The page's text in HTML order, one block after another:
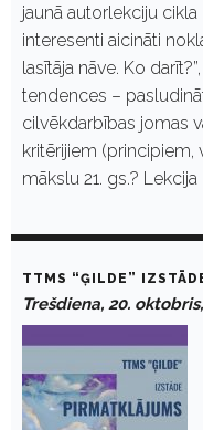
jaunā autorlekciju cikla
interesenti aicināti
lasītāja nāve. Ko
tendences –
cilvēkdarbības jomas
kritērijiem
mākslu 21. gs.? Lekcija
TTMS “ĢILDE”
Trešdiena, 20.